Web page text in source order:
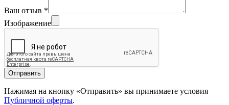
Ваш отзыв *
Изображение
Отправить
Нажимая на кнопку «Отправить» вы принимаете условия
Публичной оферты.